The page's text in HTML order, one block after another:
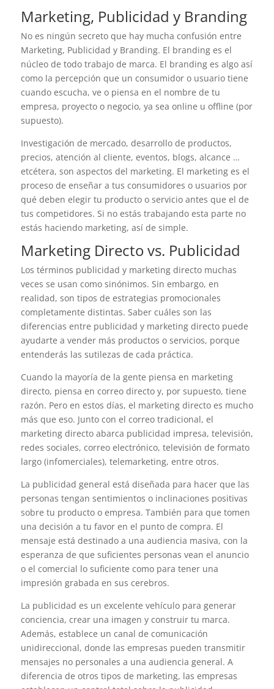
Marketing, Publicidad y Branding
No es ningún secreto que hay mucha confusión entre
Marketing, Publicidad y Branding. El branding es el
núcleo de todo trabajo de marca. El branding es algo así
como la percepción que un consumidor o usuario tiene
cuando escucha, ve o piensa en el nombre de tu
empresa, proyecto o negocio, ya sea online u offline (por
supuesto).
Investigación de mercado, desarrollo de productos,
precios, atención al cliente, eventos, blogs, alcance …
etcétera, son aspectos del marketing. El marketing es el
proceso de enseñar a tus consumidores o usuarios por
qué deben elegir tu producto o servicio antes que el de
tus competidores. Si no estás trabajando esta parte no
estás haciendo marketing, así de simple.
Marketing Directo vs. Publicidad
Los términos publicidad y marketing directo muchas
veces se usan como sinónimos. Sin embargo, en
realidad, son tipos de estrategias promocionales
completamente distintas. Saber cuáles son las
diferencias entre publicidad y marketing directo puede
ayudarte a vender más productos o servicios, porque
entenderás las sutilezas de cada práctica.
Cuando la mayoría de la gente piensa en marketing
directo, piensa en correo directo y, por supuesto, tiene
razón. Pero en estos días, el marketing directo es mucho
más que eso. Junto con el correo tradicional, el
marketing directo abarca publicidad impresa, televisión,
redes sociales, correo electrónico, televisión de formato
largo (infomerciales), telemarketing, entre otros.
La publicidad general está diseñada para hacer que las
personas tengan sentimientos o inclinaciones positivas
sobre tu producto o empresa. También para que tomen
una decisión a tu favor en el punto de compra. El
mensaje está destinado a una audiencia masiva, con la
esperanza de que suficientes personas vean el anuncio
o el comercial lo suficiente como para tener una
impresión grabada en sus cerebros.
La publicidad es un excelente vehículo para generar
conciencia, crear una imagen y construir tu marca.
Además, establece un canal de comunicación
unidireccional, donde las empresas pueden transmitir
mensajes no personales a una audiencia general. A
diferencia de otros tipos de marketing, las empresas